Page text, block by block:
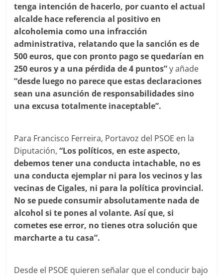
tenga intención de hacerlo, por cuanto el actual
alcalde hace referencia al positivo en
alcoholemia como una infracción
administrativa, relatando que la sanción es de
500 euros, que con pronto pago se quedarían en
250 euros y a una pérdida de 4 puntos”y añade
“desde luego no parece que estas declaraciones
sean una asunción de responsabilidades sino
una excusa totalmente inaceptable”.
Para Francisco Ferreira, Portavoz del PSOE en la
Diputación,“Los políticos, en este aspecto,
debemos tener una conducta intachable, no es
una conducta ejemplar ni para los vecinos y las
vecinas de Cigales, ni para la política provincial.
No se puede consumir absolutamente nada de
alcohol si te pones al volante. Así que, si
cometes ese error, no tienes otra solución que
marcharte a tu casa”.
Desde el PSOE quieren señalar que el conducir bajo